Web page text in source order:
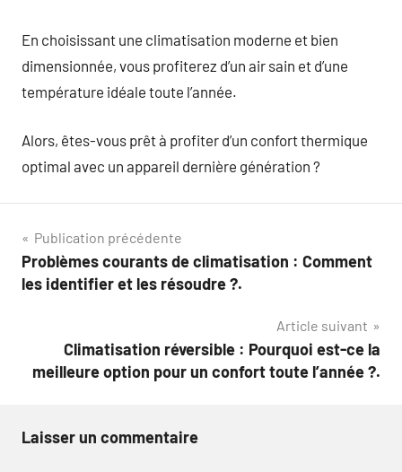
En choisissant une climatisation moderne et bien
dimensionnée, vous profiterez d’un air sain et d’une
température idéale toute l’année.
Alors, êtes-vous prêt à profiter d’un confort thermique
optimal avec un appareil dernière génération ?
Navigation
de
Publication précédente
Problèmes courants de climatisation : Comment
les identifier et les résoudre ?.
Article suivant
Climatisation réversible : Pourquoi est-ce la
meilleure option pour un confort toute l’année ?.
Laisser un commentaire